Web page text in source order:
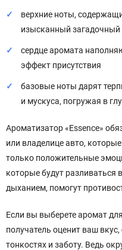
верхние ноты,
изысканный загадочный
сердце аромата
эффект присутствия
базовые ноты дарят
и мускуса, погружая в
Ароматизатор «Essence»
или владелице авто,
только положительные
которые будут
дыханием, помогут
Если вы выберете аромат
получатель оценит ваш
тонкостях и заботу. Ведь